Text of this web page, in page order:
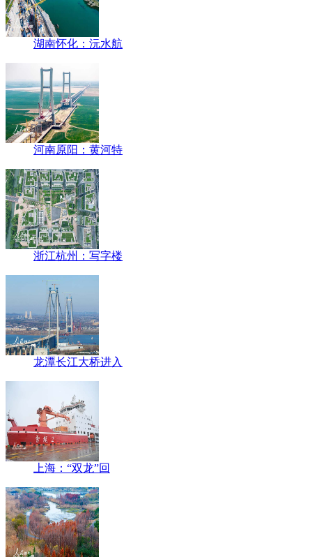
湖南怀化：沅水航
河南原阳：黄河特
浙江杭州：写字楼
龙潭长江大桥进入
上海：“双龙”回